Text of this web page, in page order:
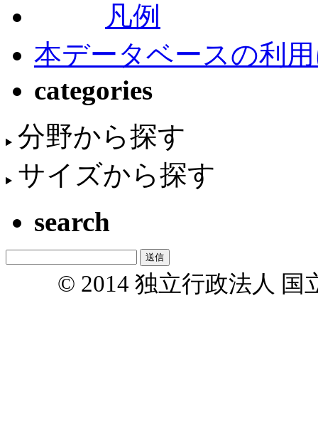
凡例
本データベースの利
categories
分野から探す
サイズから探す
search
© 2014 独立行政法人 国